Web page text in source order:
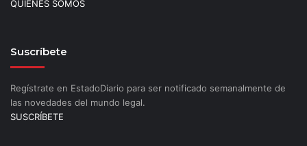
QUIÉNES SOMOS
Suscríbete
Regístrate en EstadoDiario para ser notificado semanalmente de
las novedades del mundo legal.
SUSCRÍBETE